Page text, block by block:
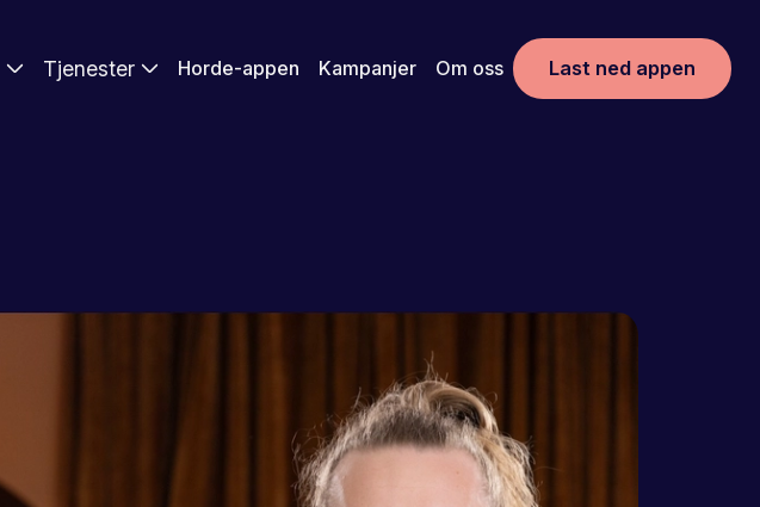
Tjenester Horde-appen Kampanjer Om oss Last ned appen